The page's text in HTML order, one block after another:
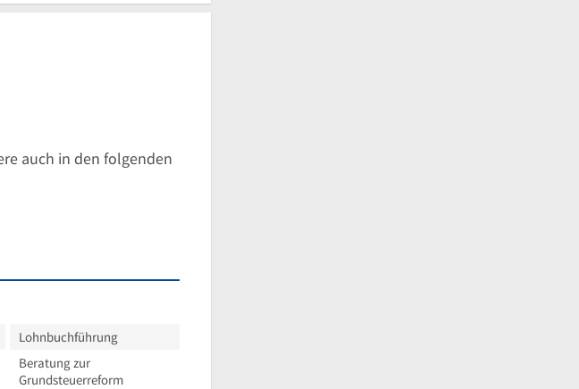
auch in den folgenden
Lohnbuchführung
Beratung zur
Grundsteuerreform